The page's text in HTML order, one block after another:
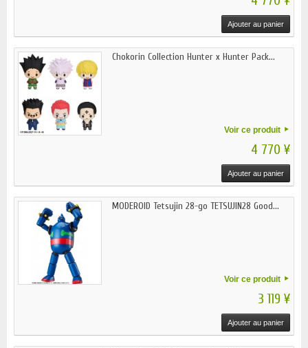
Ajouter au panier
Chokorin Collection Hunter x Hunter Pack...
Voir ce produit
4 770 ¥
Ajouter au panier
MODEROID Tetsujin 28-go TETSUJIN28 Good...
Voir ce produit
3 119 ¥
Ajouter au panier